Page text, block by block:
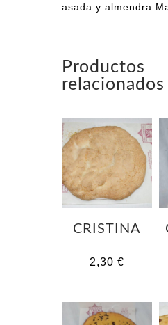
asada y almendra
Productos
relacionados
CRISTINA
2,30 €